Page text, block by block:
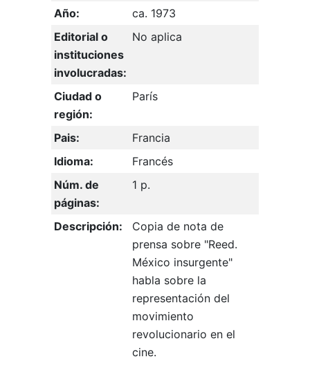
Año:
ca. 1973
Editorial o
instituciones
involucradas:
No aplica
Ciudad o
región:
París
Pais:
Francia
Idioma:
Francés
Núm. de
páginas:
1 p.
Descripción:
Copia de nota de
prensa sobre "Reed.
México insurgente"
habla sobre la
representación del
movimiento
revolucionario en el
cine.